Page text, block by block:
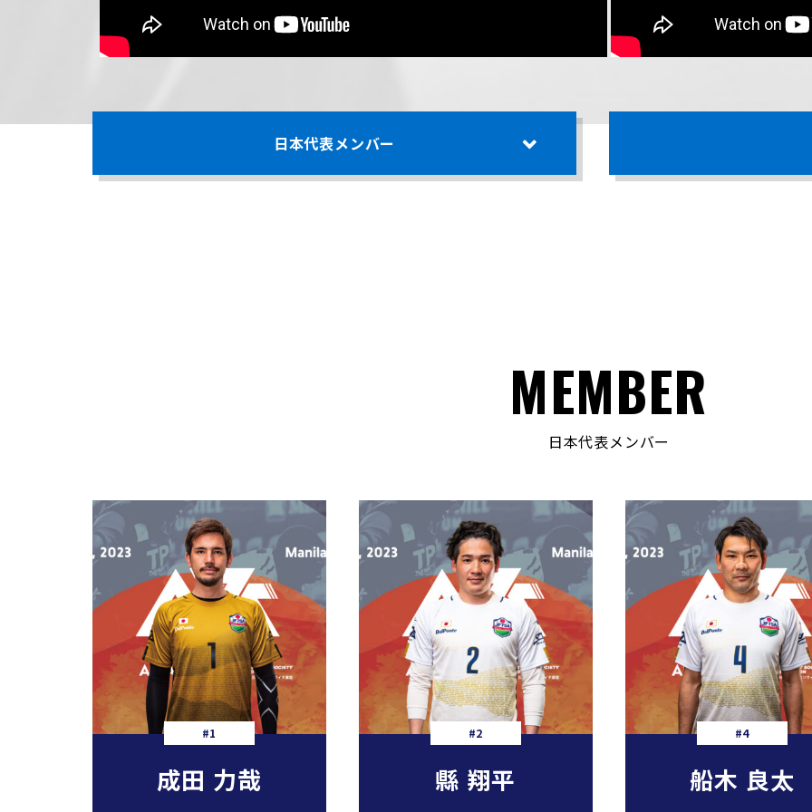
日本代表メンバー
MEMBER
日本代表メンバー
#1
成田 力哉
#2
縣 翔平
#4
船木 良太